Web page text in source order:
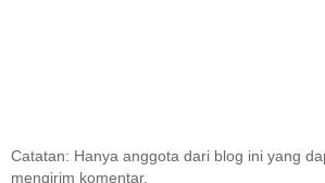
Catatan: Hanya anggota dari blog ini yang
mengirim komentar.